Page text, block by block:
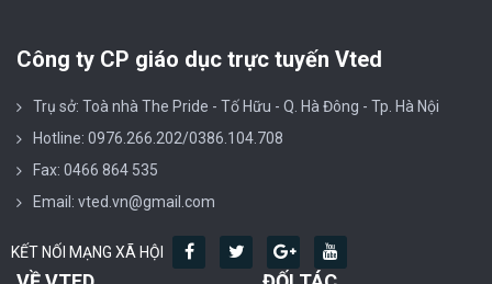
Công ty CP giáo dục trực tuyến Vted
Trụ sở: Toà nhà The Pride - Tố Hữu - Q. Hà Đông - Tp. Hà Nội
Hotline: 0976.266.202/0386.104.708
Fax: 0466 864 535
Email: vted.vn@gmail.com
KẾT NỐI MẠNG XÃ HỘI